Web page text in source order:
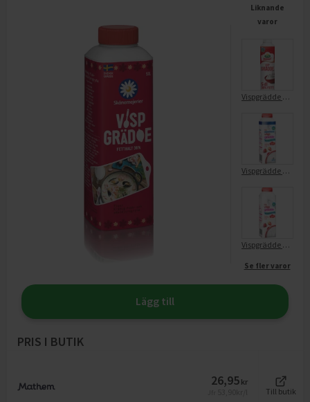
Liknande
varor
Vispgrädde 36%
Vispgrädde 36% Laktosfri
Vispgrädde 36% Längre hållbarhet
Se fler varor
Lägg till
PRIS I BUTIK
26,95 kr
Till butik